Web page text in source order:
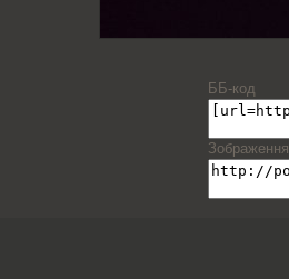
ББ-код
Зображення